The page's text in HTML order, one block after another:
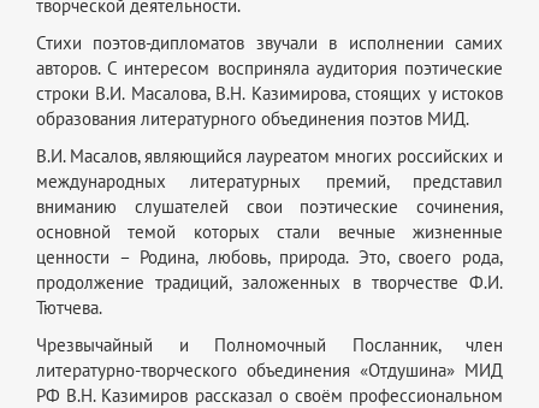
творческой деятельности.
Стихи поэтов-дипломатов звучали в исполнении самих
авторов. С интересом восприняла аудитория поэтические
строки В.И. Масалова, В.Н. Казимирова, стоящих у истоков
образования литературного объединения поэтов МИД.
В.И. Масалов, являющийся лауреатом многих российских и
международных литературных премий, представил
вниманию слушателей свои поэтические сочинения,
основной темой которых стали вечные жизненные
ценности – Родина, любовь, природа. Это, своего рода,
продолжение традиций, заложенных в творчестве Ф.И.
Тютчева.
Чрезвычайный и Полномочный Посланник, член
литературно-творческого объединения «Отдушина» МИД
РФ В.Н. Казимиров рассказал о своём профессиональном